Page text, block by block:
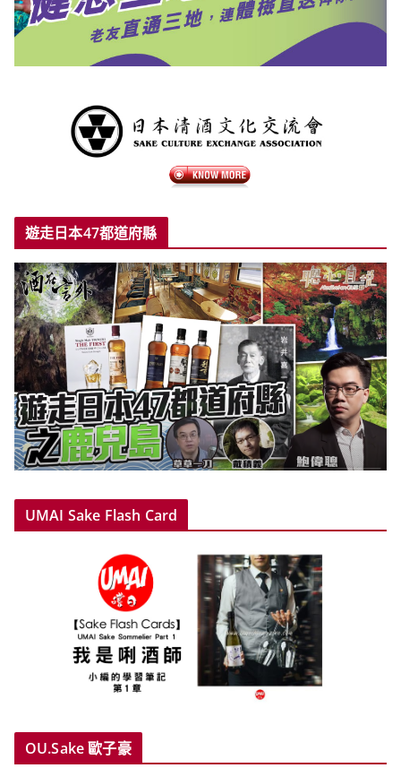
遊走日本47都道府縣
UMAI Sake Flash Card
OU.Sake 歐子豪